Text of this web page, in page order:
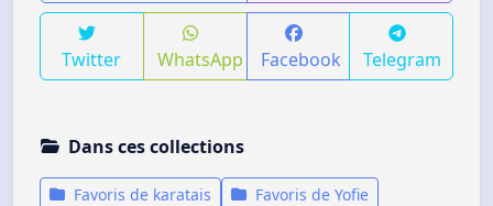
Twitter WhatsApp Facebook Telegram
Dans ces collections
Favoris de karatais
Favoris de Yofie